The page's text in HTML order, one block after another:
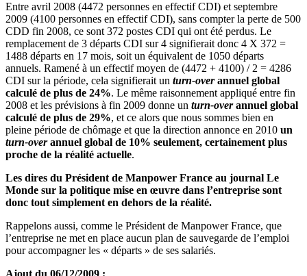
Entre avril 2008 (4472 personnes en effectif CDI) et septembre
2009 (4100 personnes en effectif CDI), sans compter la perte de 500
CDD fin 2008, ce sont 372 postes CDI qui ont été perdus. Le
remplacement de 3 départs CDI sur 4 signifierait donc 4 X 372 =
1488 départs en 17 mois, soit un équivalent de 1050 départs
annuels. Ramené à un effectif moyen de (4472 + 4100) / 2 = 4286
CDI sur la période, cela signifierait un turn-overannuel global
calculé de plus de 24%. Le même raisonnement appliqué entre fin
2008 et les prévisions à fin 2009 donne un turn-overannuel global
calculé de plus de 29%, et ce alors que nous sommes bien en
pleine période de chômage et que la direction annonce en 2010 un
turn-overannuel global de 10% seulement, certainement plus
proche de la réalité actuelle.
Les dires du Président de Manpower France au journal Le
Monde sur la politique mise en œuvre dans l’entreprise sont
donc tout simplement en dehors de la réalité.
Rappelons aussi, comme le Président de Manpower France, que
l’entreprise ne met en place aucun plan de sauvegarde de l’emploi
pour accompagner les « départs » de ses salariés.